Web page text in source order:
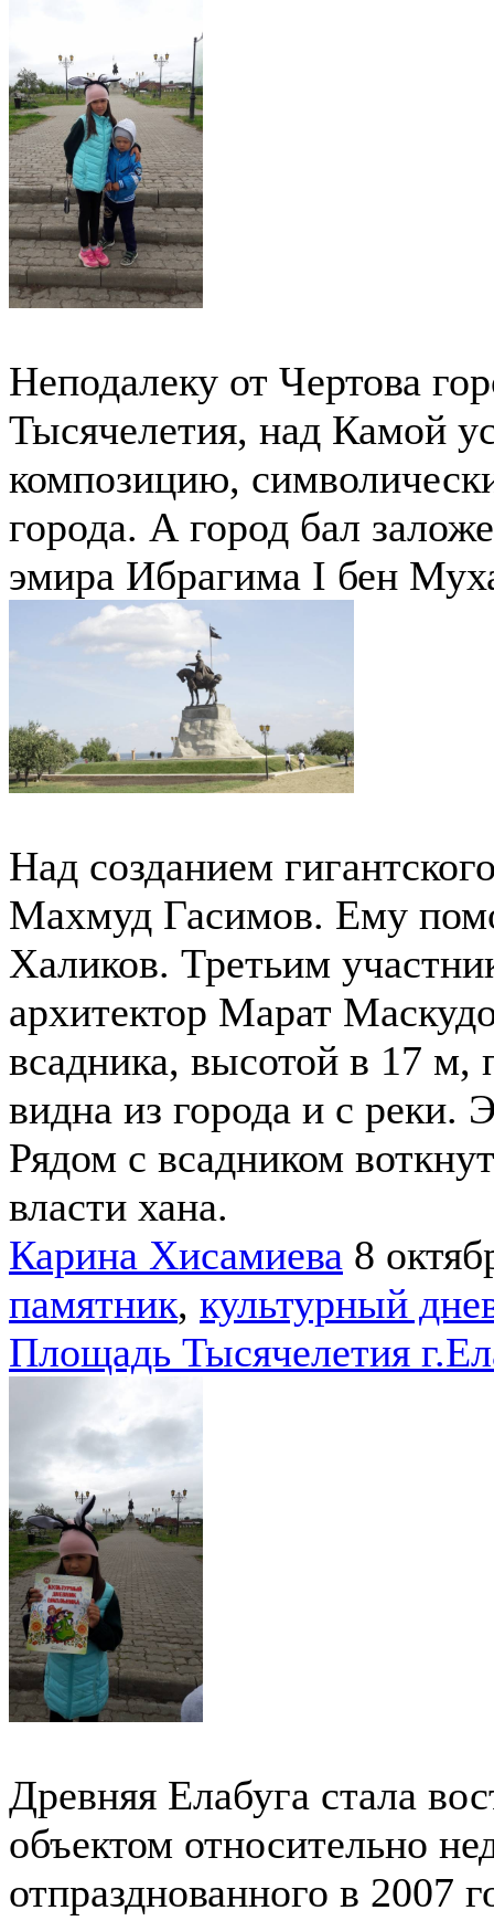
Неподалеку от Чертова
Тысячелетия, над Камой
композицию,
города. А город бал
эмира Ибрагима I бен
Над созданием
Махмуд Гасимов. Ему
Халиков. Третьим
архитектор Марат
всадника, высотой в 17 м,
видна из города и с реки.
Рядом с всадником
власти хана.
Карина Хисамиева 8
памятник, культурный
Площадь Тысячелетия
Древняя Елабуга стала
объектом относительно
отпразднованного в 2007